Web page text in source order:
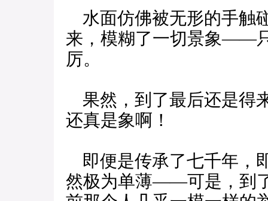
水面仿佛被无形的手触
来，模糊了一切景象——
厉。
果然，到了最后还是
还真是象啊！
即便是传承了七千年，
然极为单薄——可是，到